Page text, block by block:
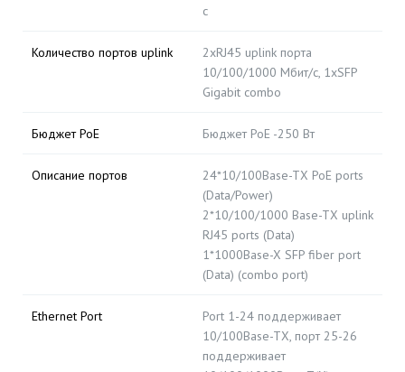
с
Количество портов uplink
2хRJ45 uplink порта
10/100/1000 Мбит/с, 1xSFP
Gigabit combo
Бюджет PoE Бюджет PoE -250 Вт
Описание портов
24*10/100Base-TX PoE ports
(Data/Power)
2*10/100/1000 Base-TX uplink
RJ45 ports (Data)
1*1000Base-X SFP fiber port
(Data) (combo port)
Ethernet Port
Port 1-24 поддерживает
10/100Base-TX, порт 25-26
поддерживает